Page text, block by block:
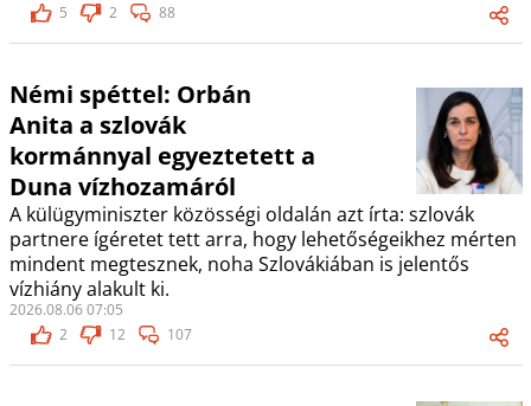
5
2 88
Némi spéttel: Orbán
Anita a szlovák
kormánnyal egyeztetett a
Duna vízhozamáról
A külügyminiszter közösségi oldalán azt írta: szlovák
partnere ígéretet tett arra, hogy lehetőségeikhez mérten
mindent megtesznek, noha Szlovákiában is jelentős
vízhiány alakult ki.
2026.08.06 07:05
2
12 107